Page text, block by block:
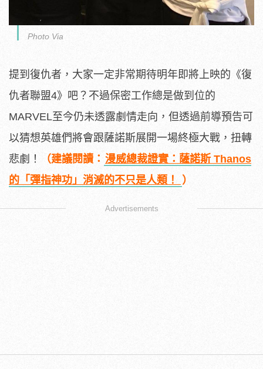
Photo Via
提到復仇者，大家一定非常期待明年即將上映的《復
仇者聯盟4》吧？不過保密工作總是做到位的
MARVEL至今仍未透露劇情走向，但透過前導預告可
以猜想英雄們將會跟薩諾斯展開一場終極大戰，扭轉
悲劇！
（建議閱讀： 漫威總裁證實：薩諾斯 Thanos
的「彈指神功」消滅的不只是人類！
）
Advertisements